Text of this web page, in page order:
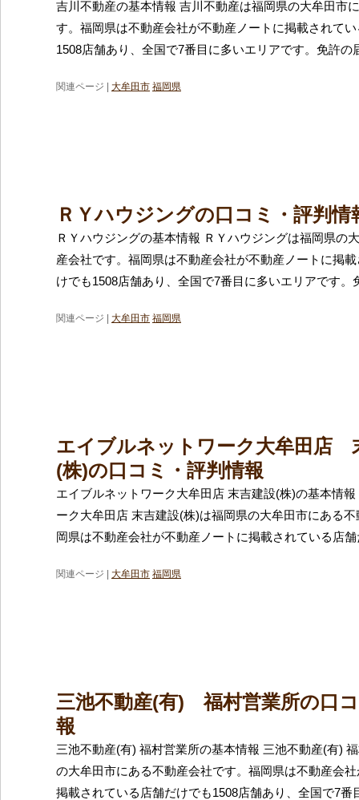
吉川不動産の基本情報 吉川不動産は福岡県の大牟田市
す。福岡県は不動産会社が不動産ノートに掲載されて
1508店舗あり、全国で7番目に多いエリアです。免許の
関連ページ | 大牟田市 福岡県
ＲＹハウジングの口コミ・評判情
ＲＹハウジングの基本情報 ＲＹハウジングは福岡県の
産会社です。福岡県は不動産会社が不動産ノートに掲
けでも1508店舗あり、全国で7番目に多いエリアです。
関連ページ | 大牟田市 福岡県
エイブルネットワーク大牟田店
(株)の口コミ・評判情報
エイブルネットワーク大牟田店 末吉建設(株)の基本情
ーク大牟田店 末吉建設(株)は福岡県の大牟田市にある
岡県は不動産会社が不動産ノートに掲載されている店
関連ページ | 大牟田市 福岡県
三池不動産(有) 福村営業所の口
報
三池不動産(有) 福村営業所の基本情報 三池不動産(有)
の大牟田市にある不動産会社です。福岡県は不動産会
掲載されている店舗だけでも1508店舗あり、全国で7番